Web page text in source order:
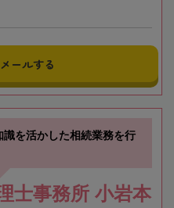
ールする
識を活かした相続業務を行
士事務所 小岩本